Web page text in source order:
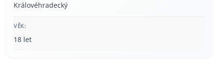
Královéhradecký
VĚK:
18 let